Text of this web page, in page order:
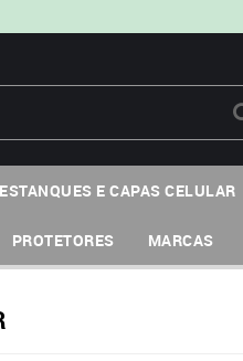
E CAPAS CELULAR
PROTETORES MARCAS